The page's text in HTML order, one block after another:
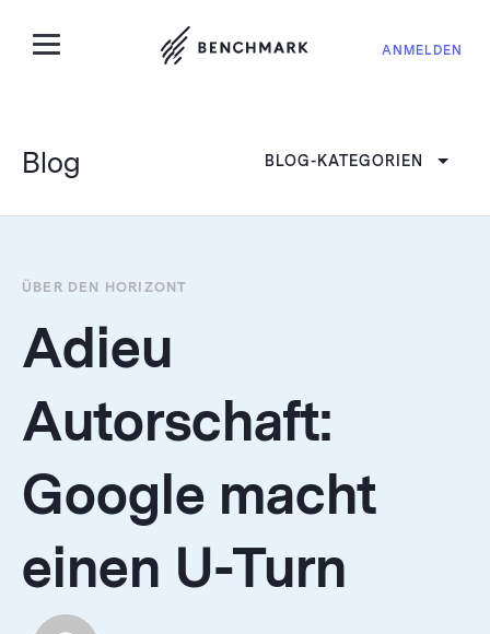
ANMELDEN
Blog BLOG-KATEGORIEN
ÜBER DEN HORIZONT
Adieu
Autorschaft:
Google macht
einen U-Turn